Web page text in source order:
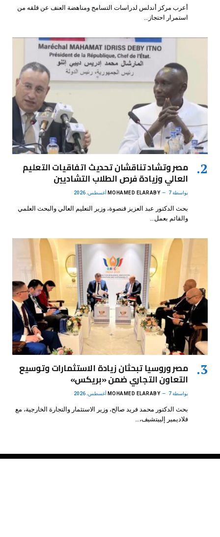
أعرب مركز أندلس لدراسات التسامح ومناهضة العنف عن قلقه من
استمرار احتجاز…
مصر وتشاد تناقشان تحديث اتفاقيات التعليم
العالي وزيادة فرص الطلاب التشاديين
بواسطة MOHAMED ELARABY 7 أغسطس، 2026
بحث الدكتور عبد العزيز قنصوة، وزير التعليم العالي والبحث العلمي
والقائم بعمل…
مصر وروسيا تبحثان زيادة الاستثمارات وتوسيع
التعاون التجاري ضمن «بريكس»
بواسطة MOHAMED ELARABY 7 أغسطس، 2026
بحث الدكتور محمد فريد صالح، وزير الاستثمار والتجارة الخارجية، مع
فلاديمير إلييتشيف،…